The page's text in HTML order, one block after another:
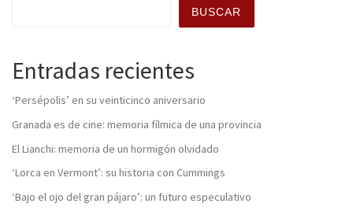
BUSCAR
Entradas recientes
‘Persépolis’ en su veinticinco aniversario
Granada es de cine: memoria fílmica de una provincia
El Lianchi: memoria de un hormigón olvidado
‘Lorca en Vermont’: su historia con Cummings
‘Bajo el ojo del gran pájaro’: un futuro especulativo